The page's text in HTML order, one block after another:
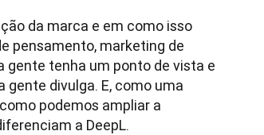
da marca e em como isso
pensamento, marketing de
gente tenha um ponto de vista e
divulga. E, como uma
podemos ampliar a
a DeepL.